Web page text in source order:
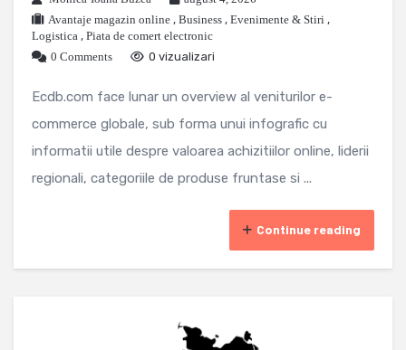
Avantaje magazin online , Business , Evenimente & Stiri ,
Logistica , Piata de comert electronic
0 Comments
0 vizualizari
Ecdb.com face lunar un overview al veniturilor e-
commerce globale, sub forma unui infografic cu
informatii utile despre valoarea achizitiilor online, liderii
regionali, categoriile de produse fruntase si ...
Continue reading